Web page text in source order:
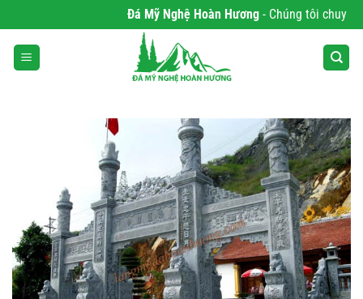
qua
nội
dung
Đá Mỹ Nghệ Hoàn Hương- Chúng tôi chuyên